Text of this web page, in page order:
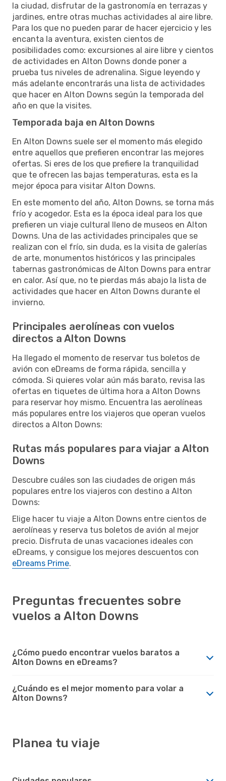
la ciudad, disfrutar de la gastronomía en terrazas y
jardines, entre otras muchas actividades al aire libre.
Para los que no pueden parar de hacer ejercicio y les
encanta la aventura, existen cientos de
posibilidades como: excursiones al aire libre y cientos
de actividades en Alton Downs donde poner a
prueba tus niveles de adrenalina. Sigue leyendo y
más adelante encontrarás una lista de actividades
que hacer en Alton Downs según la temporada del
año en que la visites.
Temporada baja en Alton Downs
En Alton Downs suele ser el momento más elegido
entre aquellos que prefieren encontrar las mejores
ofertas. Si eres de los que prefiere la tranquilidad
que te ofrecen las bajas temperaturas, esta es la
mejor época para visitar Alton Downs.
En este momento del año, Alton Downs, se torna más
frío y acogedor. Esta es la época ideal para los que
prefieren un viaje cultural lleno de museos en Alton
Downs. Una de las actividades principales que se
realizan con el frío, sin duda, es la visita de galerías
de arte, monumentos históricos y las principales
tabernas gastronómicas de Alton Downs para entrar
en calor. Así que, no te pierdas más abajo la lista de
actividades que hacer en Alton Downs durante el
invierno.
Principales aerolíneas con vuelos
directos a Alton Downs
Ha llegado el momento de reservar tus boletos de
avión con eDreams de forma rápida, sencilla y
cómoda. Si quieres volar aún más barato, revisa las
ofertas en tiquetes de última hora a Alton Downs
para reservar hoy mismo. Encuentra las aerolíneas
más populares entre los viajeros que operan vuelos
directos a Alton Downs:
Rutas más populares para viajar a Alton
Downs
Descubre cuáles son las ciudades de origen más
populares entre los viajeros con destino a Alton
Downs:
Elige hacer tu viaje a Alton Downs entre cientos de
aerolíneas y reserva tus boletos de avión al mejor
precio. Disfruta de unas vacaciones ideales con
eDreams, y consigue los mejores descuentos con
eDreams Prime.
Preguntas frecuentes sobre
vuelos a Alton Downs
¿Cómo puedo encontrar vuelos baratos a
Alton Downs en eDreams?
¿Cuándo es el mejor momento para volar a
Alton Downs?
Planea tu viaje